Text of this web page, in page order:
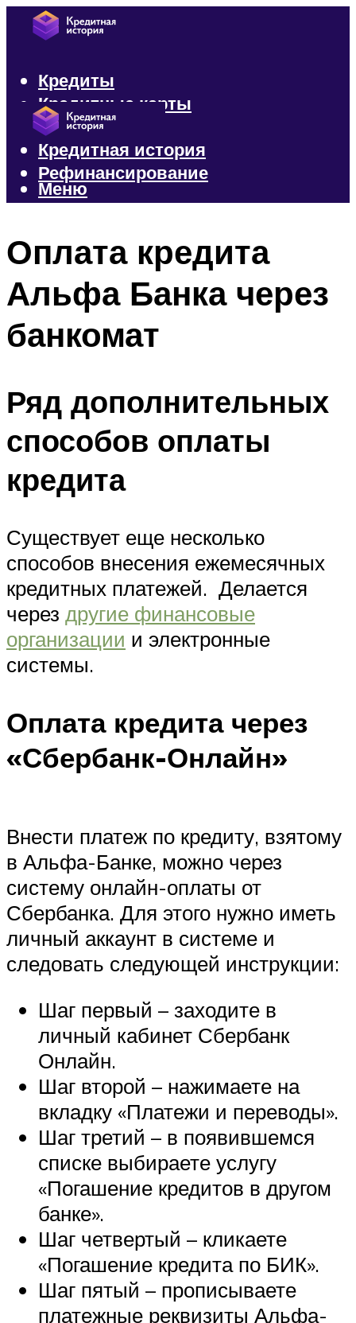
Кредиты
Кредитные карты
Микрозаймы
Кредитная история
Рефинансирование
Меню
Оплата кредита
Альфа Банка через
банкомат
Ряд дополнительных
способов оплаты
кредита
Существует еще несколько
способов внесения ежемесячных
кредитных платежей. Делается
через другие финансовые
организации и электронные
системы.
Оплата кредита через
«Сбербанк-Онлайн»
Внести платеж по кредиту, взятому
в Альфа-Банке, можно через
систему онлайн-оплаты от
Сбербанка. Для этого нужно иметь
личный аккаунт в системе и
следовать следующей инструкции:
Шаг первый – заходите в
личный кабинет Сбербанк
Онлайн.
Шаг второй – нажимаете на
вкладку «Платежи и переводы».
Шаг третий – в появившемся
списке выбираете услугу
«Погашение кредитов в другом
банке».
Шаг четвертый – кликаете
«Погашение кредита по БИК».
Шаг пятый – прописываете
платежные реквизиты Альфа-